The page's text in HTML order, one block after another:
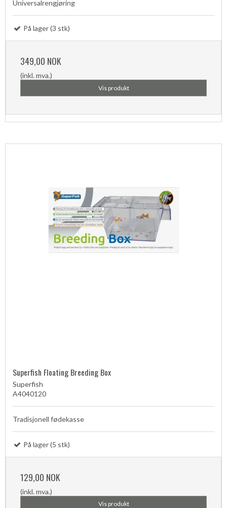
Universalrengjøring
På lager (3 stk)
349,00 NOK
(inkl. mva.)
Vis produkt
Superfish Floating Breeding Box
Superfish
A4040120
Tradisjonell fødekasse
På lager (5 stk)
129,00 NOK
(inkl. mva.)
Vis produkt